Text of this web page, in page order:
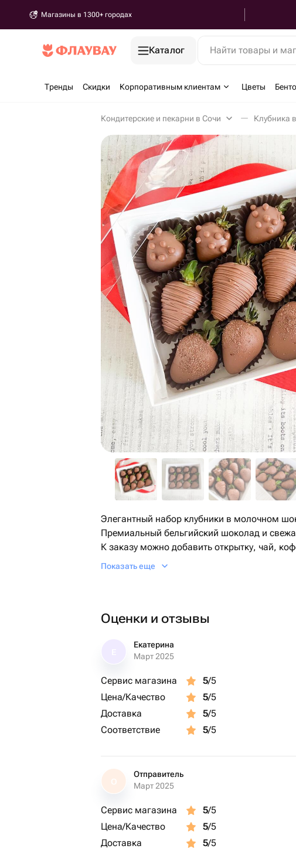
Магазины в 1300+ городах
Каталог Найти товары и
Тренды Скидки Корпоративным клиентам Цветы
Кондитерские и пекарни в Сочи Клубника
Элегантный набор клубники в молочном
Премиальный бельгийский шоколад и
К заказу можно добавить открытку, чай,
на этапе оформления заказа.
Показать еще
Оценки и отзывы
Екатерина
Март 2025
Сервис магазина 5/5
Цена/Качество
5/5
Доставка
5/5
Соответствие
5/5
О
Отправитель
Март 2025
Сервис магазина 5/5
Цена/Качество
5/5
Доставка
5/5